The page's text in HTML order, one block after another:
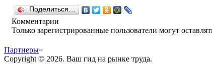
Поделиться…
Комментарии
Только зарегистрированные пользователи могут
Партнеры
Copyright © 2026. Ваш гид на рынке труда.